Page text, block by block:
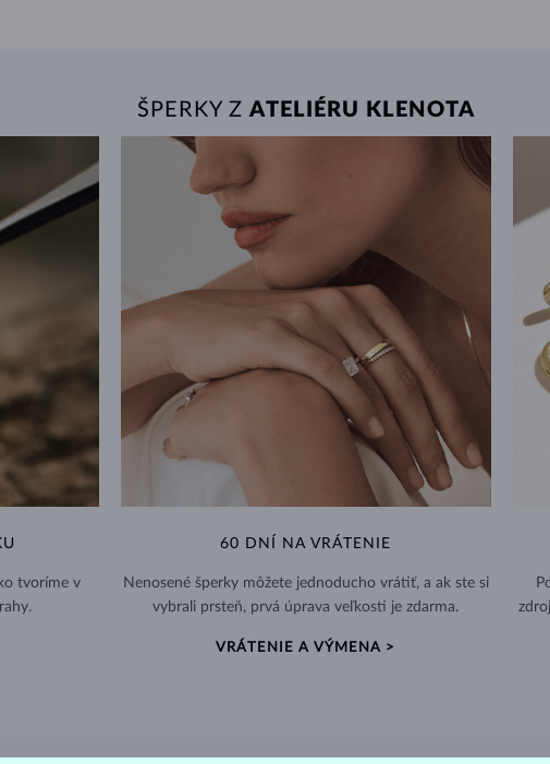
ŠPERKY Z ATELIÉRU KLENOTA
tvoríme v
60 DNÍ NA VRÁTENIE
Nenosené šperky môžete jednoducho vrátiť, a ak ste si
vybrali prsteň, prvá úprava veľkosti je zdarma.
VRÁTENIE A VÝMENA >